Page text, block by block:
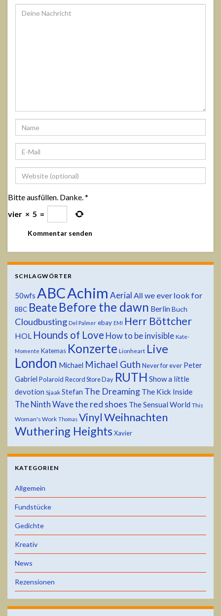
Bitte ausfüllen. Danke.*
vier × 5 =
SCHLAGWÖRTER
50wfs ABCAchim Aerial All we ever look for
BBC Beate Before the dawn Berlin Buch
Cloudbusting Del Palmer ebay EMI Herr Böttcher
HOL Hounds of Love How to be invisible Kate-
Momente Katemas Konzerte Lionheart Live
London Michael Michael Guth Never for ever Peter
Gabriel Polaroid Record Store Day RUTH Show a little
devotion Sjaak Stefan The Dreaming The Kick Inside
The Ninth Wavethe red shoes The Sensual World This
Woman's Work Thomas VinylWeihnachten
Wuthering Heights Xavier
KATEGORIEN
Allgemein
Fundstücke
Gedichte
Kreativ
News
Rezensionen